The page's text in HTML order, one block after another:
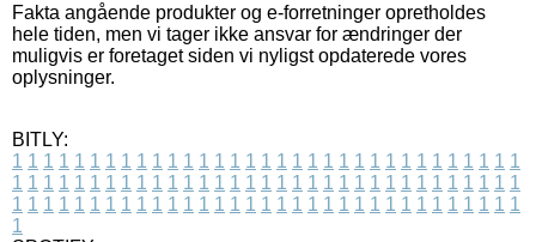
Fakta angående produkter og e-forretninger opretholdes
hele tiden, men vi tager ikke ansvar for ændringer der
muligvis er foretaget siden vi nyligst opdaterede vores
oplysninger.
BITLY:
1 1 1 1 1 1 1 1 1 1 1 1 1 1 1 1 1 1 1 1 1 1 1 1 1 1 1 1 1 1 1 1 1
1 1 1 1 1 1 1 1 1 1 1 1 1 1 1 1 1 1 1 1 1 1 1 1 1 1 1 1 1 1 1 1 1
1 1 1 1 1 1 1 1 1 1 1 1 1 1 1 1 1 1 1 1 1 1 1 1 1 1 1 1 1 1 1 1 1
1